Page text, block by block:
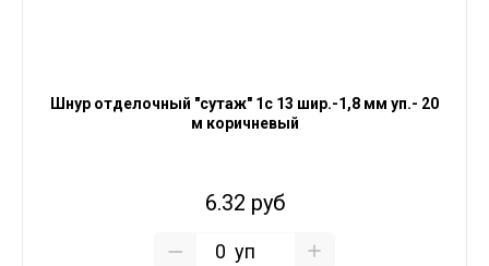
Шнур отделочный "сутаж" 1с 13 шир.-1,8 мм уп.- 20
м коричневый
6.32 руб
уп